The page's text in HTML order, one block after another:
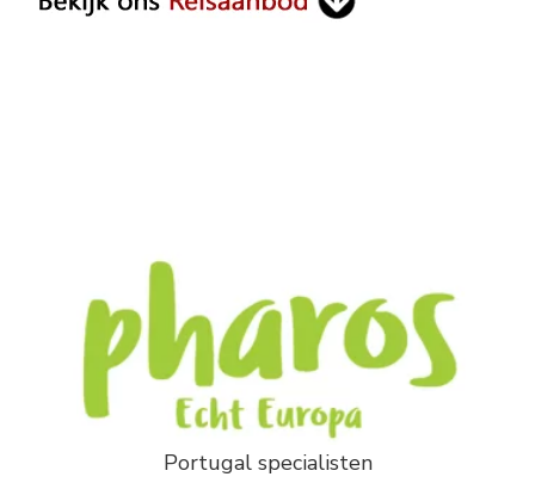
Portugal specialisten